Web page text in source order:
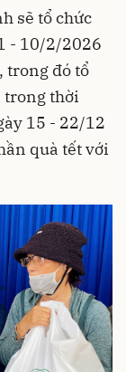
sẽ tổ chức
- 10/2/2026
trong đó tổ
trong thời
15 - 22/12
quà tết với